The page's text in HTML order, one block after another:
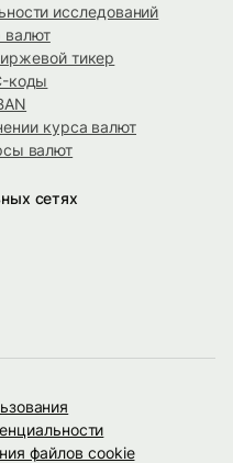
исследований
валют
тикер
коды
курса валют
валют
сетях
файлов cookie